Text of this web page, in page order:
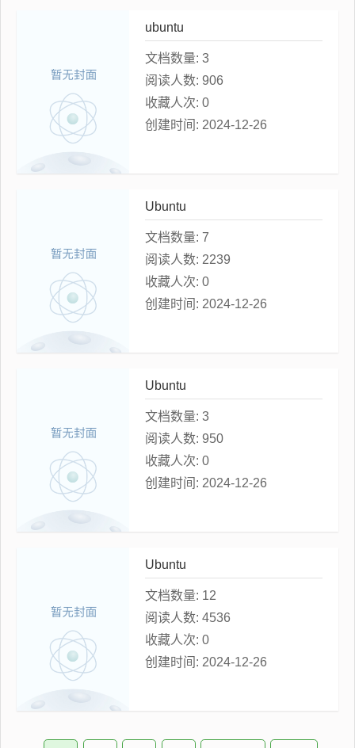
ubuntu
文档数量: 3
阅读人数: 906
收藏人次: 0
创建时间: 2024-12-26
Ubuntu
文档数量: 7
阅读人数: 2239
收藏人次: 0
创建时间: 2024-12-26
Ubuntu
文档数量: 3
阅读人数: 950
收藏人次: 0
创建时间: 2024-12-26
Ubuntu
文档数量: 12
阅读人数: 4536
收藏人次: 0
创建时间: 2024-12-26